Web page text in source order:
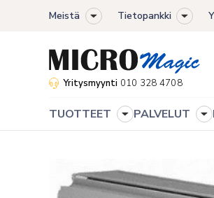
Meistä
Toggle
menu
Tietopankki
menu
Yritysmyynti 010 328 4708
TUOTTEET
Toggle
PALVELUT